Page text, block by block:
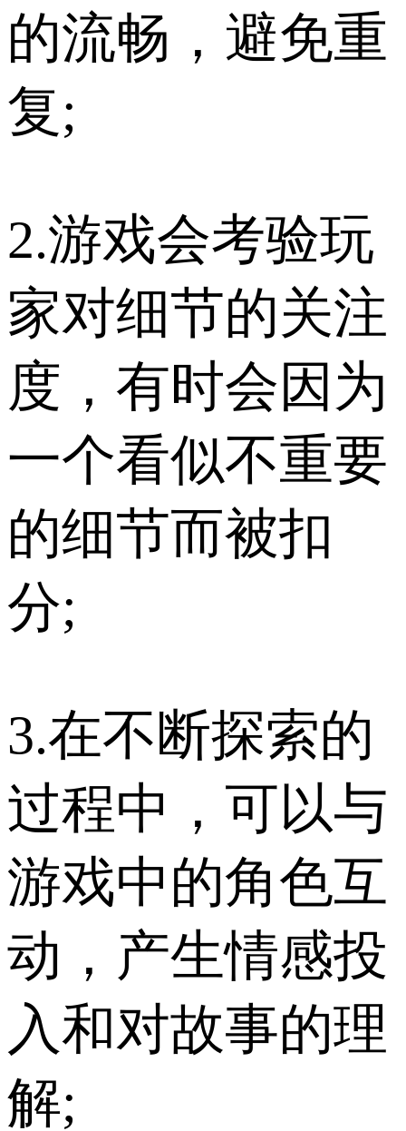
的流畅，避免重
复;
2.游戏会考验玩
家对细节的关注
度，有时会因为
一个看似不重要
的细节而被扣
分;
3.在不断探索的
过程中，可以与
游戏中的角色互
动，产生情感投
入和对故事的理
解;